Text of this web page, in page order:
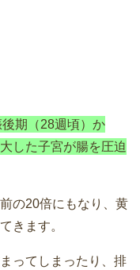
期（28週頃）か
した子宮が腸を圧迫
の20倍にもなり、黄
きます。
ってしまったり、排